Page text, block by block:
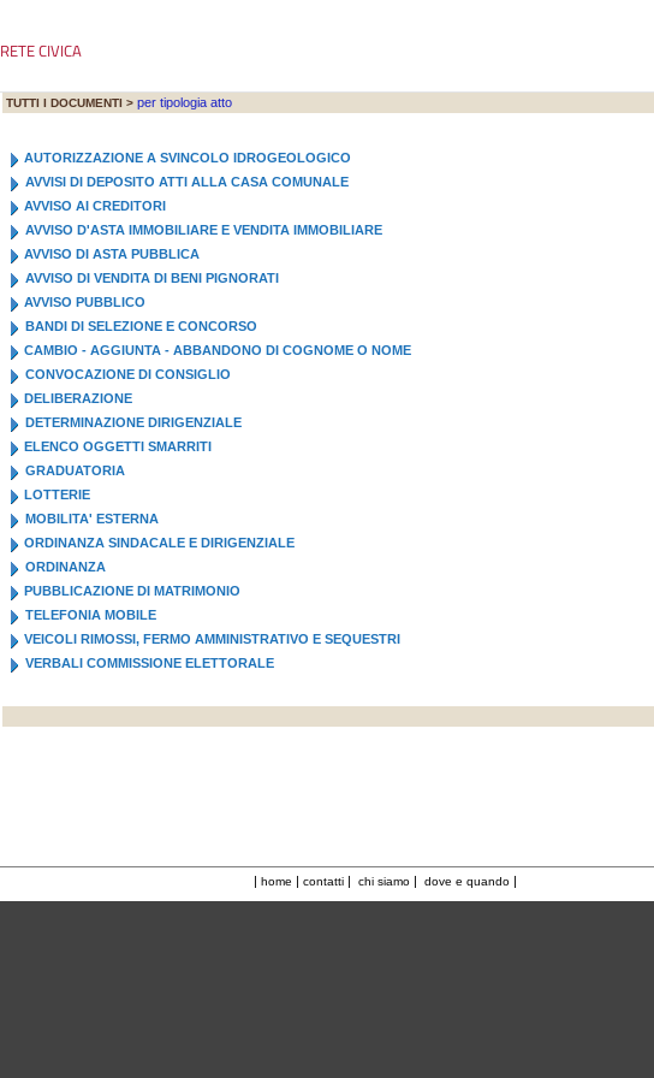
RETE CIVICA
TUTTI I DOCUMENTI > per tipologia atto
AUTORIZZAZIONE A SVINCOLO IDROGEOLOGICO
AVVISI DI DEPOSITO ATTI ALLA CASA COMUNALE
AVVISO AI CREDITORI
AVVISO D'ASTA IMMOBILIARE E VENDITA IMMOBILIARE
AVVISO DI ASTA PUBBLICA
AVVISO DI VENDITA DI BENI PIGNORATI
AVVISO PUBBLICO
BANDI DI SELEZIONE E CONCORSO
CAMBIO - AGGIUNTA - ABBANDONO DI COGNOME O NOME
CONVOCAZIONE DI CONSIGLIO
DELIBERAZIONE
DETERMINAZIONE DIRIGENZIALE
ELENCO OGGETTI SMARRITI
GRADUATORIA
LOTTERIE
MOBILITA' ESTERNA
ORDINANZA SINDACALE E DIRIGENZIALE
ORDINANZA
PUBBLICAZIONE DI MATRIMONIO
TELEFONIA MOBILE
VEICOLI RIMOSSI, FERMO AMMINISTRATIVO E SEQUESTRI
VERBALI COMMISSIONE ELETTORALE
| home | contatti | chi siamo | dove e quando |